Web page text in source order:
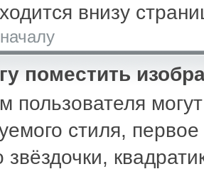
внизу
поместить
пользователя
стиля,
звёздочки,